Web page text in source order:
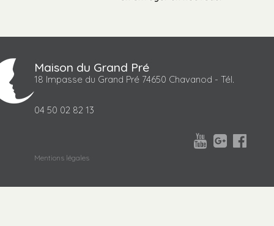
Maison du Grand Pré
18 Impasse du Grand Pré 74650 Chavanod - Tél.
04 50 02 82 13



Mentions légales